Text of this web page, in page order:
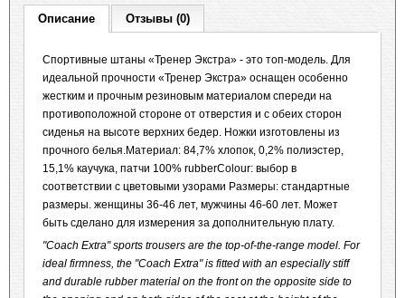
Описание Отзывы (0)
Спортивные штаны «Тренер Экстра» - это топ-модель. Для
идеальной прочности «Тренер Экстра» оснащен особенно
жестким и прочным резиновым материалом спереди на
противоположной стороне от отверстия и с обеих сторон
сиденья на высоте верхних бедер. Ножки изготовлены из
прочного белья.Материал: 84,7% хлопок, 0,2% полиэстер,
15,1% каучука, патчи 100% rubberColour: выбор в
соответствии с цветовыми узорами Размеры: стандартные
размеры. женщины 36-46 лет, мужчины 46-60 лет. Может
быть сделано для измерения за дополнительную плату.
"Coach Extra" sports trousers are the top-of-the-range model. For
ideal firmness, the "Coach Extra" is fitted with an especially stiff
and durable rubber material on the front on the opposite side to